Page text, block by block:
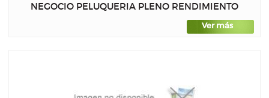
NEGOCIO PELUQUERIA PLENO RENDIMIENTO
Ver más